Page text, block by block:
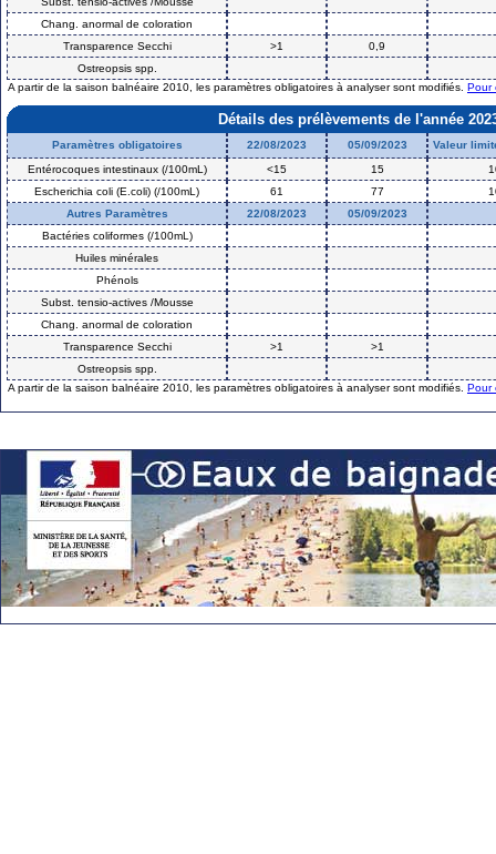
Chang. anormal de coloration
Transparence Secchi
>1
0,9
Ostreopsis spp.
A partir de la saison balnéaire 2010, les paramètres obligatoires à analyser sont modifiés. Pour
Détails des prélèvements de l'année
Paramètres obligatoires 22/08/2023 05/09/2023
Valeur
Entérocoques intestinaux (/100mL)
<15 15
Escherichia coli (E.coli) (/100mL)
61 77
Autres Paramètres
22/08/2023
05/09/2023
Bactéries coliformes (/100mL)
Huiles minérales
Phénols
Subst. tensio-actives /Mousse
Chang. anormal de coloration
Transparence Secchi
>1
>1
Ostreopsis spp.
A partir de la saison balnéaire 2010, les paramètres obligatoires à analyser sont modifiés. Pour